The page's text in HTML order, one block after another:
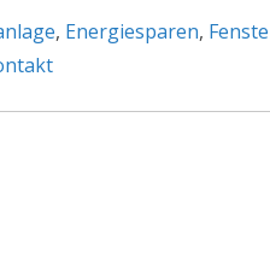
, Energiesparen,